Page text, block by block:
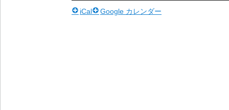
iCal Google カレンダー